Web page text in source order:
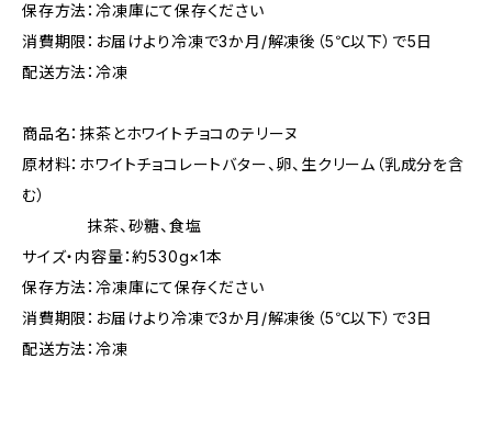
保存方法：冷凍庫にて保存ください
消費期限：お届けより冷凍で3か月/解凍後（5℃以下）で5日
配送方法：冷凍
商品名：抹茶とホワイトチョコのテリーヌ
原材料：ホワイトチョコレートバター、卵、生クリーム（乳成分を含
む）
抹茶、砂糖、食塩
サイズ・内容量：約530g×1本
保存方法：冷凍庫にて保存ください
消費期限：お届けより冷凍で3か月/解凍後（5℃以下）で3日
配送方法：冷凍